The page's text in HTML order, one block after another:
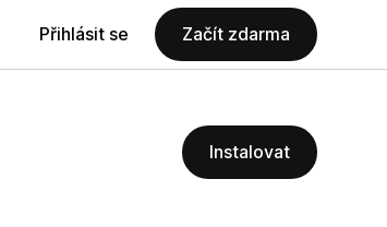
Přihlásit se Začít zdarma
Instalovat